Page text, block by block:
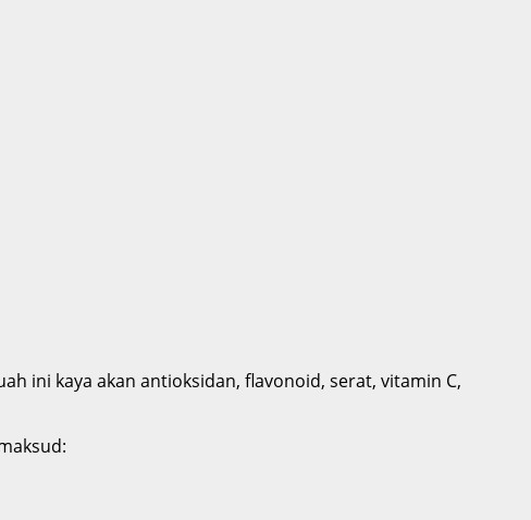
ini kaya akan antioksidan, flavonoid, serat, vitamin C,